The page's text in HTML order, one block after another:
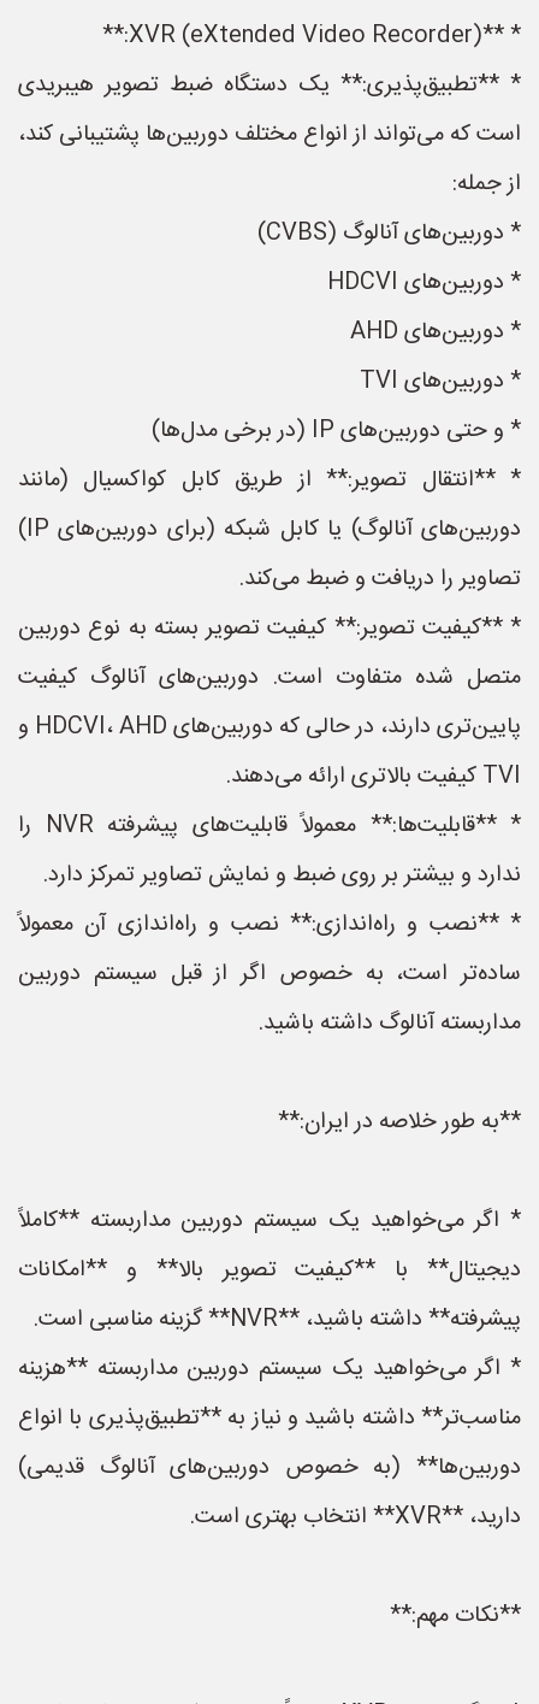
* **XVR (eXtended Video Recorder):**
* **تطبیق‌پذیری:** یک دستگاه ضبط تصویر هیبریدی
است که می‌تواند از انواع مختلف دوربین‌ها پشتیبانی کند،
از جمله:
* دوربین‌های آنالوگ (CVBS)
* دوربین‌های HDCVI
* دوربین‌های AHD
* دوربین‌های TVI
* و حتی دوربین‌های IP (در برخی مدل‌ها)
* **انتقال تصویر:** از طریق کابل کواکسیال (مانند
دوربین‌های آنالوگ) یا کابل شبکه (برای دوربین‌های IP)
تصاویر را دریافت و ضبط می‌کند.
* **کیفیت تصویر:** کیفیت تصویر بسته به نوع دوربین
متصل شده متفاوت است. دوربین‌های آنالوگ کیفیت
پایین‌تری دارند، در حالی که دوربین‌های HDCVI، AHD و
TVI کیفیت بالاتری ارائه می‌دهند.
* **قابلیت‌ها:** معمولاً قابلیت‌های پیشرفته NVR را
ندارد و بیشتر بر روی ضبط و نمایش تصاویر تمرکز دارد.
* **نصب و راه‌اندازی:** نصب و راه‌اندازی آن معمولاً
ساده‌تر است، به خصوص اگر از قبل سیستم دوربین
مداربسته آنالوگ داشته باشید.
**به طور خلاصه در ایران:**
* اگر می‌خواهید یک سیستم دوربین مداربسته **کاملاً
دیجیتال** با **کیفیت تصویر بالا** و **امکانات
پیشرفته** داشته باشید، **NVR** گزینه مناسبی است.
* اگر می‌خواهید یک سیستم دوربین مداربسته **هزینه
مناسب‌تر** داشته باشید و نیاز به **تطبیق‌پذیری با انواع
دوربین‌ها** (به خصوص دوربین‌های آنالوگ قدیمی)
دارید، **XVR** انتخاب بهتری است.
**نکات مهم:**